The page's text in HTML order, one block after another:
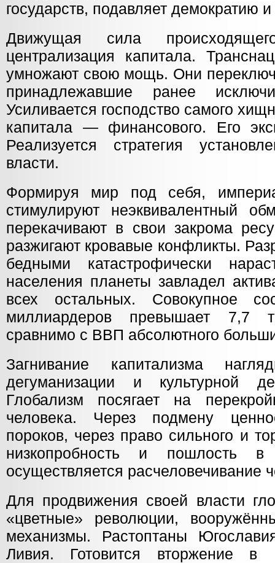
государств, подавляет демократию
Движущая сила
централизация капитала.
умножают свою мощь. Они
принадлежавшие ранее
Усиливается господство самого
капитала — финансового. Его
Реализуется стратегия
власти.
Формируя мир под себя,
стимулируют неэквивалентный
перекачивают в свои закрома
разжигают кровавые конфликты.
бедными катастрофически
населения планеты завладел
всех остальных. Совокупное
миллиардеров превышает 7,7
сравнимо с ВВП абсолютного
Загнивание капитализма
дегуманизации и культурной
Глобализм посягает на
человека. Через подмену
пороков, через право сильного и
низкопробность и пошлость в
осуществляется расчеловечивание
Для продвижения своей власти
«цветные» революции,
механизмы. Растоптаны
Ливия. Готовится вторжение в